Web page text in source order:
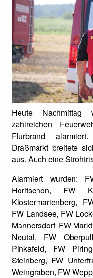
Heute Nachmittag
zahlreichen
Flurbrand
Draßmarkt breitete
aus. Auch eine
Alarmiert wurden:
Horitschon, FW
Klostermarienberg,
FW Landsee, FW
Mannersdorf, FW
Neutal, FW
Pinkafeld, FW
Steinberg, FW
Weingraben, FW